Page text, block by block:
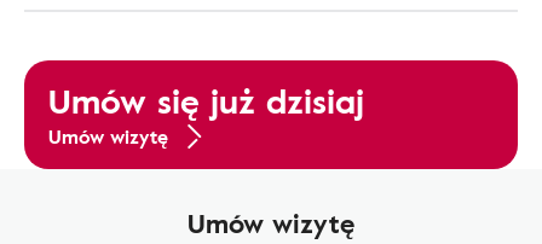
Umów się już dzisiaj
Umów wizytę
Umów wizytę